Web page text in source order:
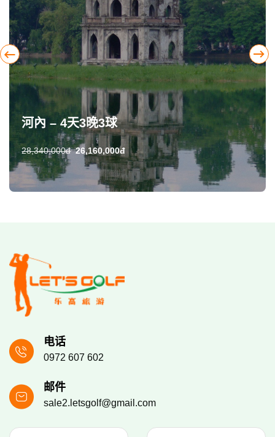
河內 – 4天3晚3球
28,340,000đ 26,160,000đ
电话
0972 607 602
邮件
sale2.letsgolf@gmail.com